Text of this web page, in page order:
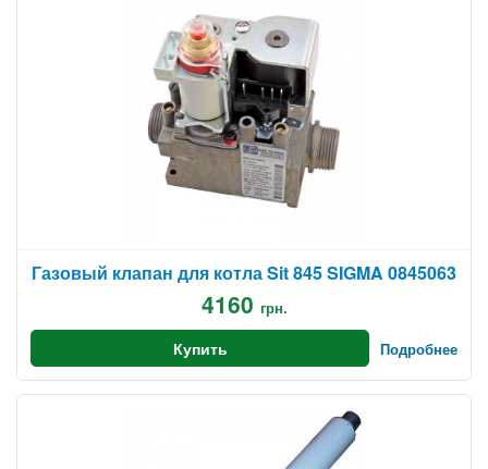
Газовый клапан для котла Sit 845 SIGMA 0845063
4160 грн.
Купить Подробнее